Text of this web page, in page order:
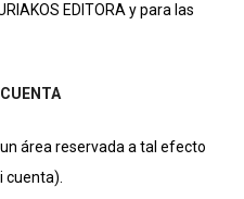
EDITORA y para las
área reservada a tal efecto
cuenta).